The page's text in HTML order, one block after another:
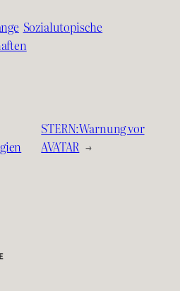
Sozialutopische
STERN:Warnung vor
AVATAR →